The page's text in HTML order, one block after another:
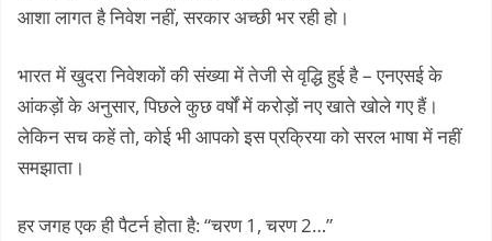
आशा लागत है निवेश नहीं, सरकार अच्छी भर रही हो।
भारत में खुदरा निवेशकों की संख्या में तेजी से वृद्धि हुई है – एनएसई के
आंकड़ों के अनुसार, पिछले कुछ वर्षों में करोड़ों नए खाते खोले गए हैं।
लेकिन सच कहें तो, कोई भी आपको इस प्रक्रिया को सरल भाषा में नहीं
समझाता।
हर जगह एक ही पैटर्न होता है: “चरण 1, चरण 2…”